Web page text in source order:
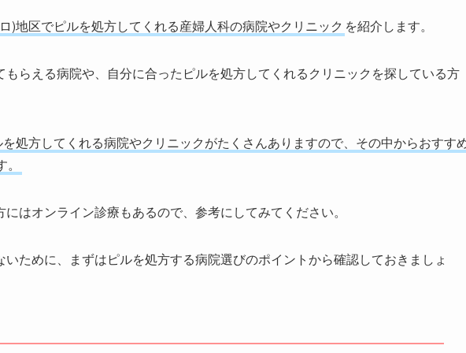
)地区でピルを処方してくれる産婦人科の病院やクリニック を紹介します。
らえる病院や、自分に合ったピルを処方してくれるクリニックを探している方
処方してくれる病院やクリニックがたくさんありますので、その中からおすす
はオンライン診療もあるので、参考にしてみてください。
ために、まずはピルを処方する病院選びのポイントから確認しておきましょ